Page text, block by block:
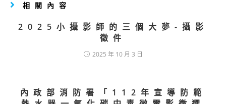
相關內容
2025小攝影師的三個大夢-攝影
徵件
2025 年 10 月 3 日
內政部消防署「112年宣導防範